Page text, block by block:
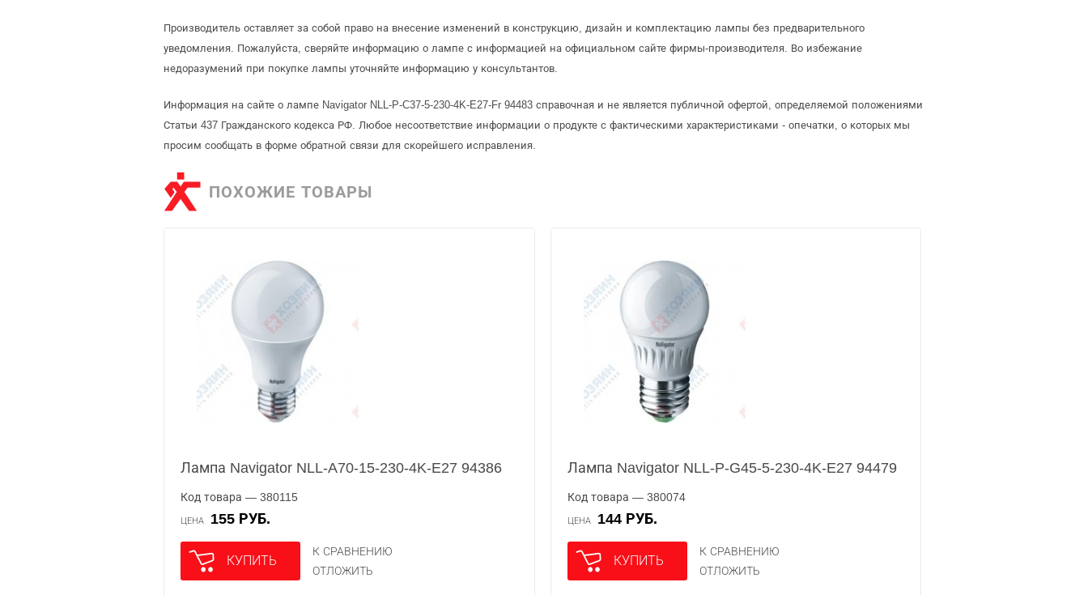
Производитель оставляет за собой право на внесение изменений в конструкцию, дизайн и комплектацию лампы без предварительного
уведомления. Пожалуйста, сверяйте информацию о лампе с информацией на официальном сайте фирмы-производителя. Во избежание
недоразумений при покупке лампы уточняйте информацию у консультантов.
Информация на сайте о лампе Navigator NLL-P-C37-5-230-4K-E27-Fr 94483 справочная и не является публичной офертой, определяемой положениями
Статьи 437 Гражданского кодекса РФ. Любое несоответствие информации о продукте с фактическими характеристиками - опечатки, о которых мы
просим сообщать в форме обратной связи для скорейшего исправления.
ПОХОЖИЕ ТОВАРЫ
Лампа Navigator NLL-A70-15-230-4K-E27 94386
Код товара — 380115
ЦЕНА 155 РУБ.
КУПИТЬ
К СРАВНЕНИЮ
ОТЛОЖИТЬ
Лампа Navigator NLL-P-G45-5-230-4K-E27 94479
Код товара — 380074
ЦЕНА 144 РУБ.
КУПИТЬ
К СРАВНЕНИЮ
ОТЛОЖИТЬ